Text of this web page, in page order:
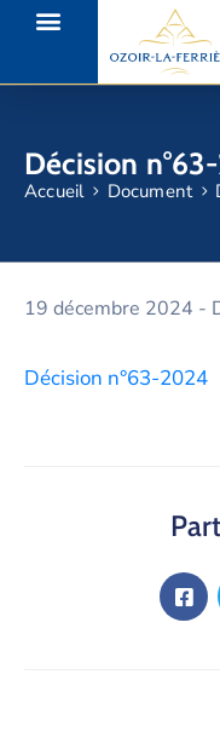
Décision
Accueil Document
19 décembre 2024 -
Décision n°63-2024